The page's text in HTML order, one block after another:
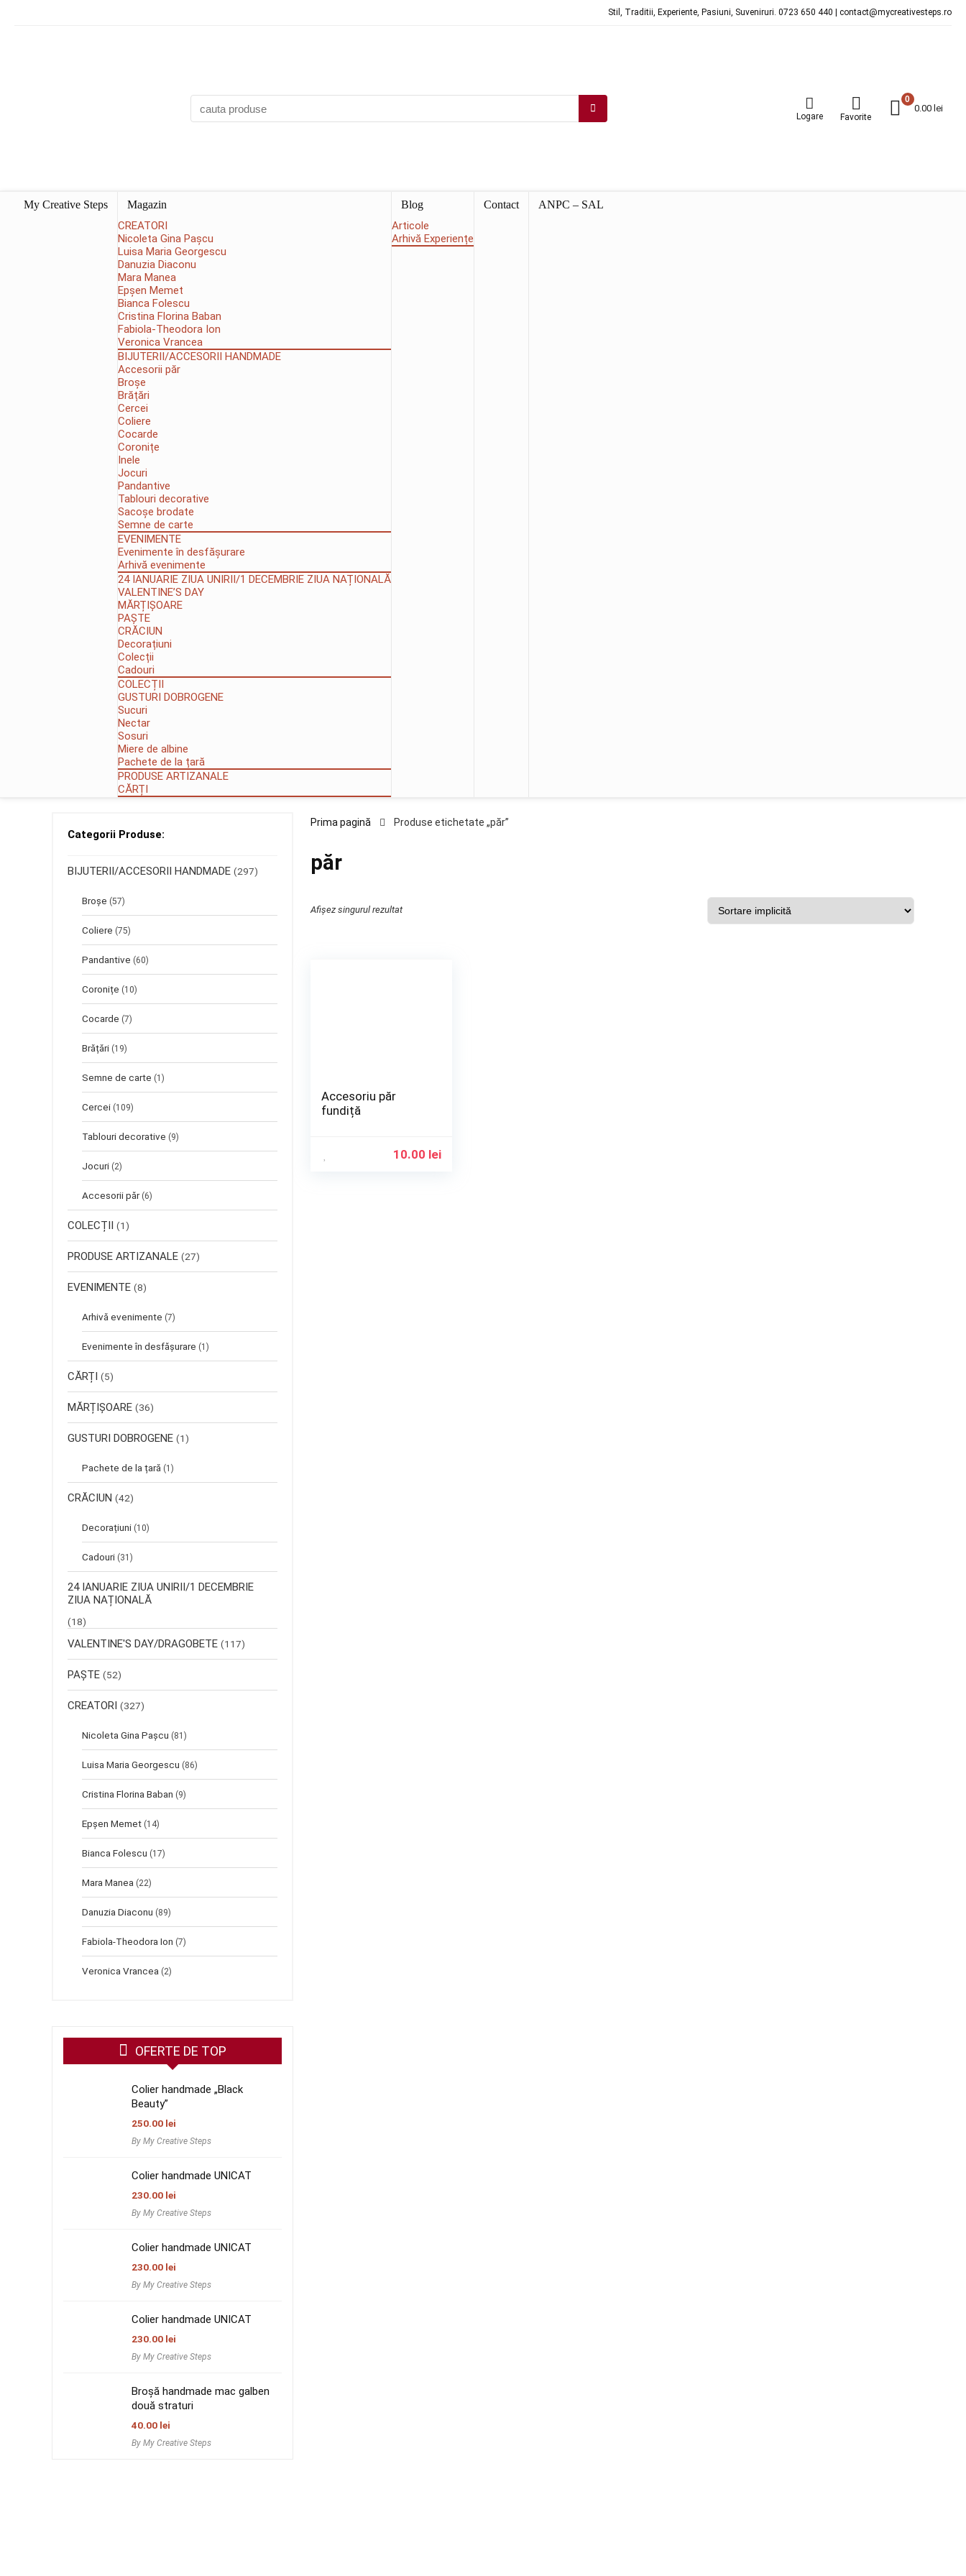
Stil, Traditii, Experiente, Pasiuni, Suveniruri. 0723 650 440 | contact@mycreativesteps.ro
Logare Favorite
0
0.00 lei
My Creative Steps Magazin
CREATORI
Nicoleta Gina Pașcu
Luisa Maria Georgescu
Danuzia Diaconu
Mara Manea
Epșen Memet
Bianca Folescu
Cristina Florina Baban
Fabiola-Theodora Ion
Veronica Vrancea
BIJUTERII/ACCESORII HANDMADE
Accesorii păr
Broșe
Brățări
Cercei
Coliere
Cocarde
Coronițe
Inele
Jocuri
Pandantive
Tablouri decorative
Sacoșe brodate
Semne de carte
EVENIMENTE
Evenimente în desfășurare
Arhivă evenimente
24 IANUARIE ZIUA UNIRII/1 DECEMBRIE ZIUA NAȚIONALĂ
VALENTINE’S DAY
MĂRȚIȘOARE
PAȘTE
CRĂCIUN
Decorațiuni
Colecții
Cadouri
COLECȚII
GUSTURI DOBROGENE
Sucuri
Nectar
Sosuri
Miere de albine
Pachete de la țară
PRODUSE ARTIZANALE
CĂRȚI
Blog
Articole
Arhivă Experiențe
Contact ANPC – SAL
Categorii Produse:
BIJUTERII/ACCESORII HANDMADE (297)
Broșe (57)
Coliere (75)
Pandantive (60)
Coronițe (10)
Cocarde (7)
Brățări (19)
Semne de carte (1)
Cercei (109)
Tablouri decorative (9)
Jocuri (2)
Accesorii păr (6)
COLECȚII (1)
PRODUSE ARTIZANALE (27)
EVENIMENTE (8)
Arhivă evenimente (7)
Evenimente în desfășurare (1)
CĂRȚI (5)
MĂRȚIȘOARE (36)
GUSTURI DOBROGENE (1)
Pachete de la țară (1)
CRĂCIUN (42)
Decorațiuni (10)
Cadouri (31)
24 IANUARIE ZIUA UNIRII/1 DECEMBRIE
ZIUA NAȚIONALĂ
(18)
VALENTINE'S DAY/DRAGOBETE (117)
PAȘTE (52)
CREATORI (327)
Nicoleta Gina Pașcu (81)
Luisa Maria Georgescu (86)
Cristina Florina Baban (9)
Epșen Memet (14)
Bianca Folescu (17)
Mara Manea (22)
Danuzia Diaconu (89)
Fabiola-Theodora Ion (7)
Veronica Vrancea (2)
OFERTE DE TOP
Colier handmade „Black
Beauty”
250.00 lei
By My Creative Steps
Colier handmade UNICAT
230.00 lei
By My Creative Steps
Colier handmade UNICAT
230.00 lei
By My Creative Steps
Colier handmade UNICAT
230.00 lei
By My Creative Steps
Broșă handmade mac galben
două straturi
40.00 lei
By My Creative Steps
Prima pagină Produse etichetate „păr”
păr
Afișez singurul rezultat
Accesoriu păr
fundiță
10.00 lei